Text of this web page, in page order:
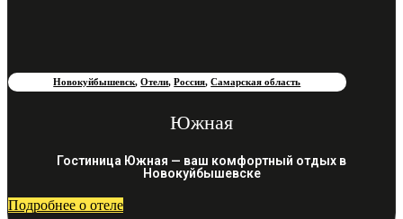
Новокуйбышевск,Отели,Россия,Самарская область
Южная
Гостиница Южная — ваш комфортный отдых в
Новокуйбышевске
Подробнее о отеле